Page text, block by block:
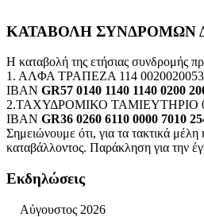
ΚΑΤΑΒΟΛΗ ΣΥΝΔΡΟΜΩΝ
Η καταβολή της ετήσιας συνδρομής
1. ΑΛΦΑ ΤΡΑΠΕΖΑ 114
IBAN GR57 0140 1140 1140 0200
2.ΤΑΧΥΔΡΟΜΙΚΟ ΤΑΜΙΕΥΤΗΡΙΟ
IBAN GR36 0260 6110 0000 7010
Σημειώνουμε ότι, για τα τακτικά
καταβάλλοντος. Παράκληση για την
Εκδηλώσεις
Αύγουστος 2026